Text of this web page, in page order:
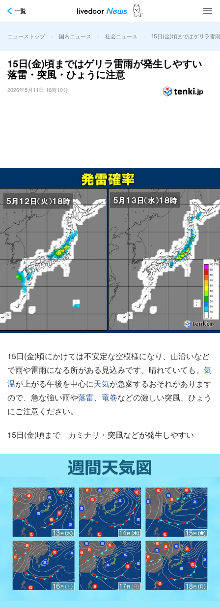
一覧
ニューストップ > 国内ニュース > 社会ニュース > 15日(金)頃まではゲリラ雷
15日(金)頃まではゲリラ雷雨が発生しやすい
落雷・突風・ひょうに注意
2026年5月11日 16時10分
15日(金)頃にかけては不安定な空模様になり、山沿いなど
で雨や雷雨になる所がある見込みです。晴れていても、 気
温が上がる午後を中心に天気が急変するおそれがあります
ので、急な強い雨や落雷、 竜巻などの激しい突風、ひょう
にご注意ください。
15日(金)頃まで カミナリ・突風などが発生しやすい